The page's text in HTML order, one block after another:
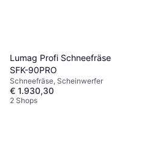
Lumag Profi Schneefräse
SFK-90PRO
Schneefräse, Scheinwerfer
€ 1.930,30
2 Shops